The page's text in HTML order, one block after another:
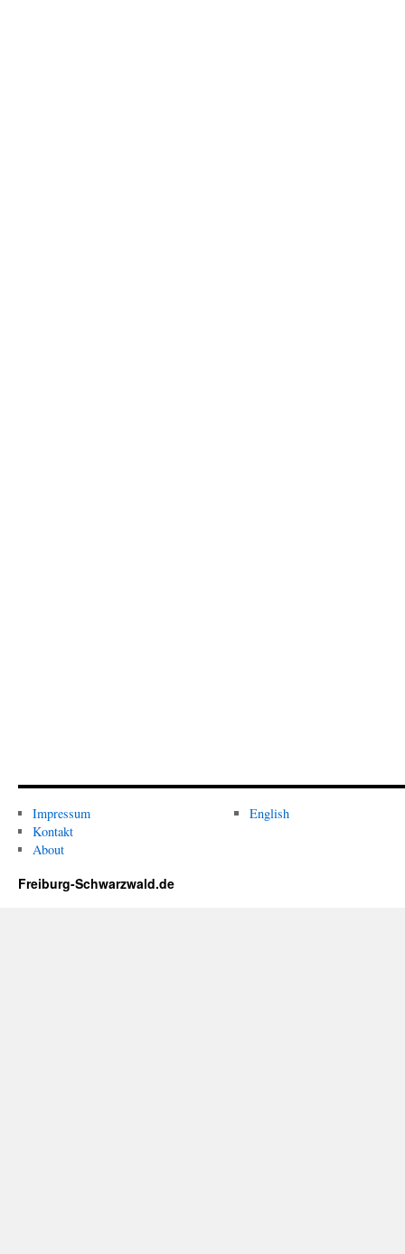
Impressum
Kontakt
About
English
Freiburg-Schwarzwald.de